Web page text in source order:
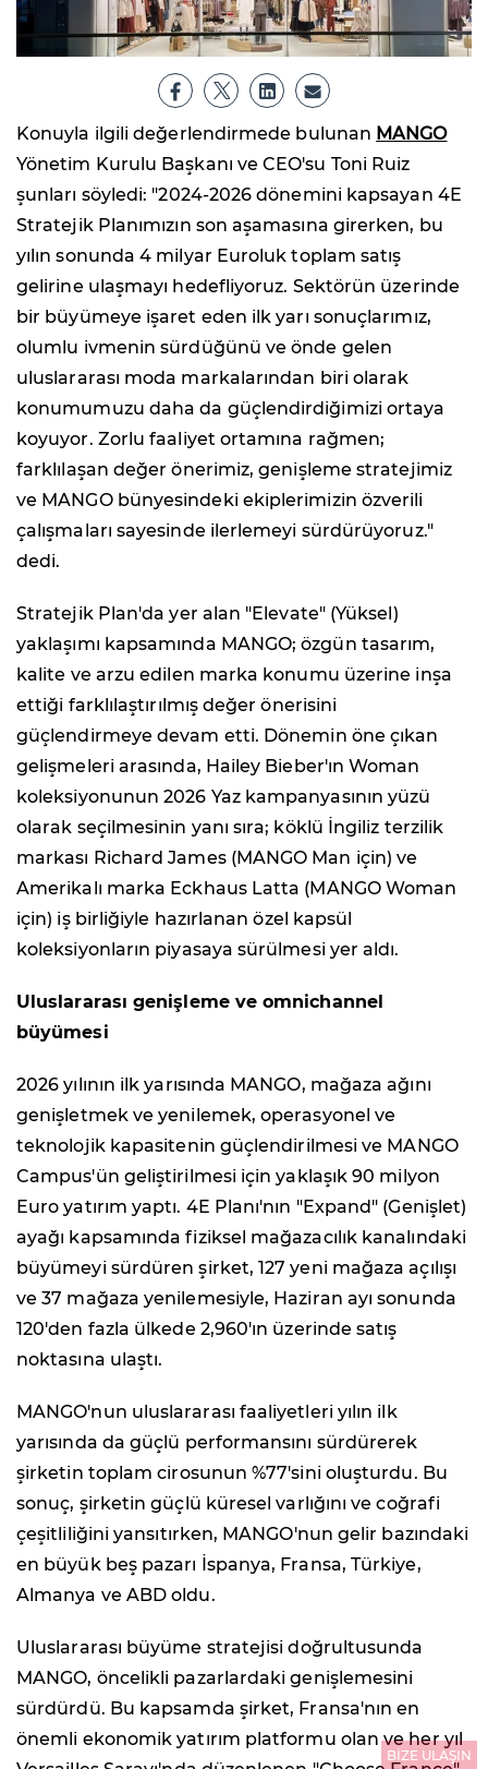
Konuyla ilgili değerlendirmede bulunan MANGO
Yönetim Kurulu Başkanı ve CEO'su Toni Ruiz
şunları söyledi: "2024-2026 dönemini kapsayan 4E
Stratejik Planımızın son aşamasına girerken, bu
yılın sonunda 4 milyar Euroluk toplam satış
gelirine ulaşmayı hedefliyoruz. Sektörün üzerinde
bir büyümeye işaret eden ilk yarı sonuçlarımız,
olumlu ivmenin sürdüğünü ve önde gelen
uluslararası moda markalarından biri olarak
konumumuzu daha da güçlendirdiğimizi ortaya
koyuyor. Zorlu faaliyet ortamına rağmen;
farklılaşan değer önerimiz, genişleme stratejimiz
ve MANGO bünyesindeki ekiplerimizin özverili
çalışmaları sayesinde ilerlemeyi sürdürüyoruz."
dedi.
Stratejik Plan'da yer alan "Elevate" (Yüksel)
yaklaşımı kapsamında MANGO; özgün tasarım,
kalite ve arzu edilen marka konumu üzerine inşa
ettiği farklılaştırılmış değer önerisini
güçlendirmeye devam etti. Dönemin öne çıkan
gelişmeleri arasında, Hailey Bieber'ın Woman
koleksiyonunun 2026 Yaz kampanyasının yüzü
olarak seçilmesinin yanı sıra; köklü İngiliz terzilik
markası Richard James (MANGO Man için) ve
Amerikalı marka Eckhaus Latta (MANGO Woman
için) iş birliğiyle hazırlanan özel kapsül
koleksiyonların piyasaya sürülmesi yer aldı.
Uluslararası genişleme ve omnichannel
büyümesi
2026 yılının ilk yarısında MANGO, mağaza ağını
genişletmek ve yenilemek, operasyonel ve
teknolojik kapasitenin güçlendirilmesi ve MANGO
Campus'ün geliştirilmesi için yaklaşık 90 milyon
Euro yatırım yaptı. 4E Planı'nın "Expand" (Genişlet)
ayağı kapsamında fiziksel mağazacılık kanalındaki
büyümeyi sürdüren şirket, 127 yeni mağaza açılışı
ve 37 mağaza yenilemesiyle, Haziran ayı sonunda
120'den fazla ülkede 2,960'ın üzerinde satış
noktasına ulaştı.
MANGO'nun uluslararası faaliyetleri yılın ilk
yarısında da güçlü performansını sürdürerek
şirketin toplam cirosunun %77'sini oluşturdu. Bu
sonuç, şirketin güçlü küresel varlığını ve coğrafi
çeşitliliğini yansıtırken, MANGO'nun gelir bazındaki
en büyük beş pazarı İspanya, Fransa, Türkiye,
Almanya ve ABD oldu.
Uluslararası büyüme stratejisi doğrultusunda
MANGO, öncelikli pazarlardaki genişlemesini
sürdürdü. Bu kapsamda şirket, Fransa'nın en
önemli ekonomik yatırım platformu olan ve her yıl
BİZE ULAŞIN